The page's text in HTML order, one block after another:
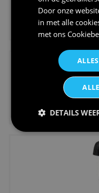
V-hals
Door onze
in met alle
met ons
DETAILS